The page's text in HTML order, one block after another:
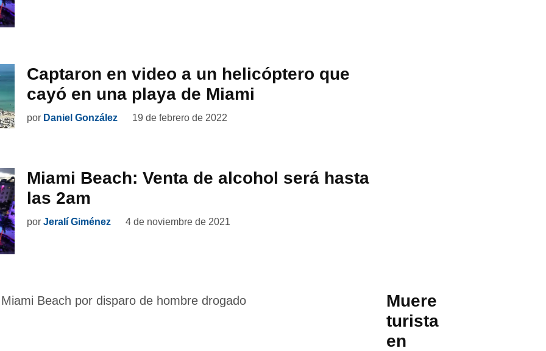
Captaron en video a un helicóptero que
cayó en una playa de Miami
por Daniel González 19 de febrero de 2022
Miami Beach: Venta de alcohol será hasta
las 2am
por Jeralí Giménez 4 de noviembre de 2021
Muere
turista
en